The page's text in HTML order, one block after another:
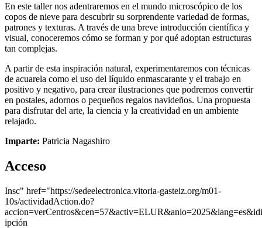
En este taller nos adentraremos en el mundo microscópico de los
copos de nieve para descubrir su sorprendente variedad de formas,
patrones y texturas. A través de una breve introducción científica y
visual, conoceremos cómo se forman y por qué adoptan estructuras
tan complejas.
A partir de esta inspiración natural, experimentaremos con técnicas
de acuarela como el uso del líquido enmascarante y el trabajo en
positivo y negativo, para crear ilustraciones que podremos convertir
en postales, adornos o pequeños regalos navideños. Una propuesta
para disfrutar del arte, la ciencia y la creatividad en un ambiente
relajado.
Imparte: Patricia Nagashiro
Acceso
Insc" href="https://sedeelectronica.vitoria-gasteiz.org/m01-
10s/actividadAction.do?
ipción